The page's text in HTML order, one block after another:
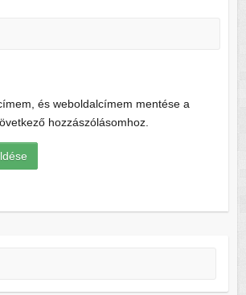
és weboldalcímem mentése a
hozzászólásomhoz.